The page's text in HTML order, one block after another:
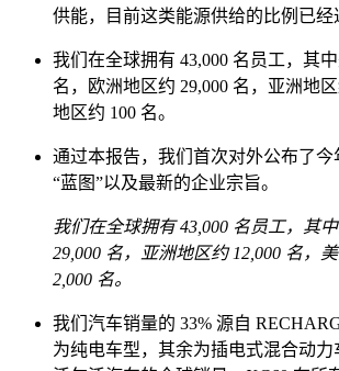
供能，目前这类能源供给的比例已经
我们在全球拥有 43,000 名员工，其
名，欧洲地区约 29,000 名，亚洲地
地区约 100 名。
通过本报告，我们首次对外公布了今
“蓝图”以及最新的企业宗旨。
我们在全球拥有 43,000 名员工，其
29,000 名，亚洲地区约 12,000 名，
2,000 名。
我们汽车销量的 33% 源自
为纯电车型，其余为插电式混合动力